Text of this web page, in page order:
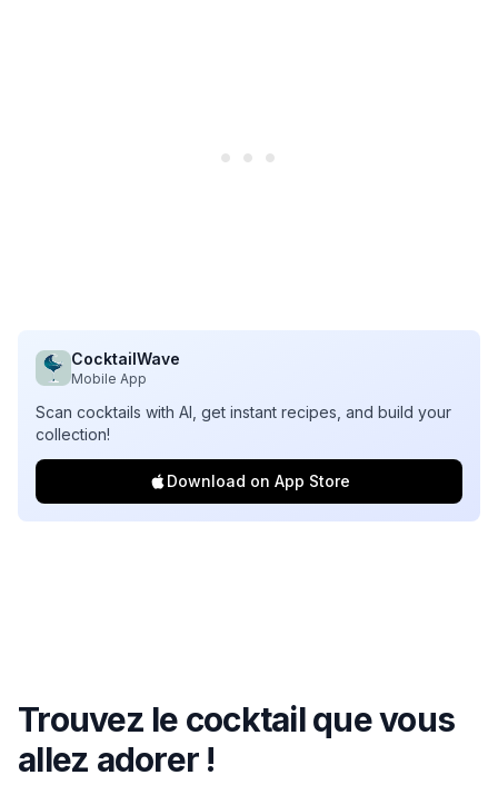
CocktailWave
Mobile App
Scan cocktails with AI, get instant recipes, and build your
collection!
Download on App Store
Trouvez le cocktail que vous
allez adorer !